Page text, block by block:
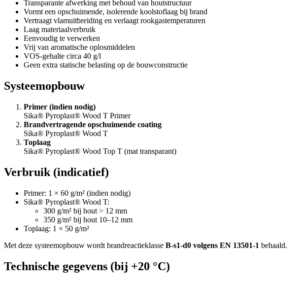
Transparante afwerking met behoud van houtstructuur
Vormt een opschuimende, isolerende koolstoflaag bij brand
Vertraagt vlamuitbreiding en verlaagt rookgastemperaturen
Laag materiaalverbruik
Eenvoudig te verwerken
Vrij van aromatische oplosmiddelen
VOS-gehalte circa 40 g/l
Geen extra statische belasting op de bouwconstructie
Systeemopbouw
Primer (indien nodig)
Sika® Pyroplast® Wood T Primer
Brandvertragende opschuimende coating
Sika® Pyroplast® Wood T
Toplaag
Sika® Pyroplast® Wood Top T (mat transparant)
Verbruik (indicatief)
Primer: 1 × 60 g/m² (indien nodig)
Sika® Pyroplast® Wood T:
300 g/m² bij hout > 12 mm
350 g/m² bij hout 10–12 mm
Toplaag: 1 × 50 g/m²
Met deze systeemopbouw wordt brandreactieklasse B-s1-d0 volgens EN 13501-1 behaald.
Technische gegevens (bij +20 °C)